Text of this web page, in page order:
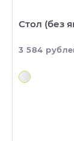
Стол (без
3 584